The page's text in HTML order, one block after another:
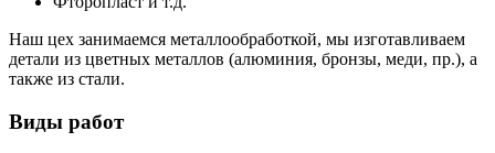
Наш цех занимаемся металлообработкой, мы изготавливаем
детали из цветных металлов (алюминия, бронзы, меди, пр.), а
также из стали.
Виды работ